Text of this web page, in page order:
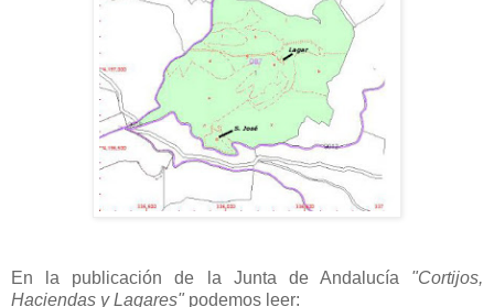
En la publicación de la Junta de Andalucía "Cortijos,
Haciendas y Lagares" podemos leer: